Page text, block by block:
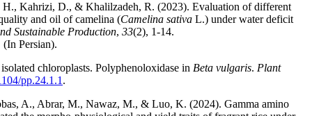
Kahrizi, D., & Khalilzadeh, R. (2023). Evaluation of different
and oil of camelina (Camelina sativa L.) under water deficit
Sustainable Production, 33(2), 1-14.
(In Persian).
chloroplasts. Polyphenoloxidase in Beta vulgaris. Plant
pp.24.1.1 .
A., Abrar, M., Nawaz, M., & Luo, K. (2024). Gamma amino